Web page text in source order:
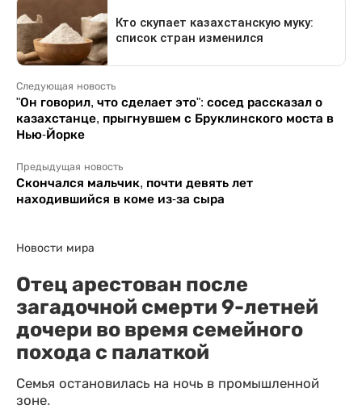
Следующая новость
"Он говорил, что сделает это": сосед рассказал о
казахстанце, прыгнувшем с Бруклинского моста в
Нью-Йорке
Предыдущая новость
Скончался мальчик, почти девять лет
находившийся в коме из-за сыра
Новости мира
Отец арестован после
загадочной смерти 9-летней
дочери во время семейного
похода с палаткой
Семья остановилась на ночь в промышленной
зоне.